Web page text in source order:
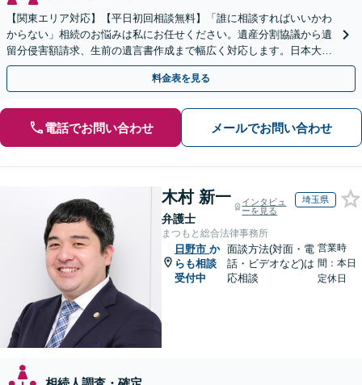
【関東エリア対応】【平日初回相談無料】「誰に相談すればいいかわ
からない」相続のお悩みは私にお任せください。遺産分割協議から遺
留分侵害額請求、生前の遺言書作成まで幅広く対応します。日本大通
り駅直結でアクセス良好。
料金表を見る
電話でお問い合わせ メールでお問い合わせ
木村 新一
弁護士
インタビュ
ーを見る
埼玉県
まつもと総合法律事務所
日野市 か
らも相談
受付中
面談方法(対面・電
話・ビデオなど)は
応相談
営業時
間：本日
定休日